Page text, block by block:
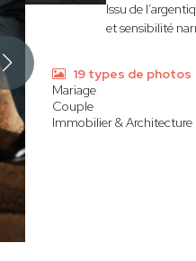
Issu de
et sensibilité
19 types de photos
Mariage
Couple
Immobilier & Architecture